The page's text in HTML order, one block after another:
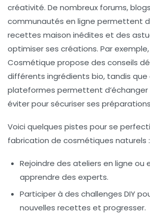
créativité. De nombreux forums,
communautés en ligne permettent
recettes maison inédites et des
optimiser ses créations. Par
Cosmétique propose des conseils
différents ingrédients bio, tandis que
plateformes permettent d’échanger
éviter pour sécuriser ses
Voici quelques pistes pour se
fabrication de cosmétiques naturels :
Rejoindre des ateliers en ligne ou
apprendre des experts.
Participer à des challenges DIY
nouvelles recettes et progresser.